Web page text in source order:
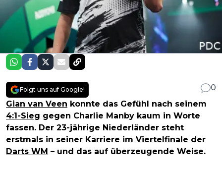
Folgt uns auf Google!
0
Gian van Veen konnte das Gefühl nach seinem
4:1-Sieg gegen Charlie Manby kaum in Worte
fassen. Der 23-jährige Niederländer steht
erstmals in seiner Karriere im Viertelfinale der
Darts WM – und das auf überzeugende Weise.